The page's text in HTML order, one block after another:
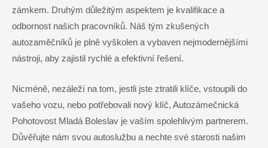
zámkem. Druhým důležitým aspektem je kvalifikace a
odbornost našich pracovníků. Náš tým zkušených
autozaměčníků je plně vyškolen a vybaven nejmodernějšími
nástroji, aby zajistil rychlé a efektivní řešení.
Nicméně, nezáleží na tom, jestli jste ztratili klíče, vstoupili do
vašeho vozu, nebo potřebovali nový klíč, Autozámečnická
Pohotovost Mladá Boleslav je vaším spolehlivým partnerem.
Důvěřujte nám svou autoslužbu a nechte své starosti našim